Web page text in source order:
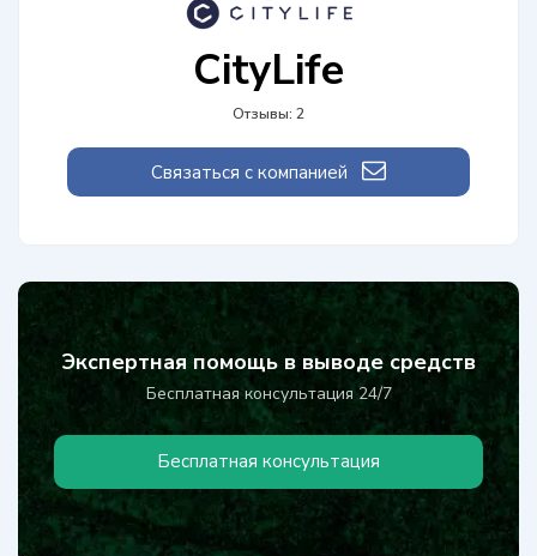
CityLife
Отзывы: 2
Связаться с компанией
Экспертная помощь в выводе средств
Бесплатная консультация 24/7
Бесплатная консультация